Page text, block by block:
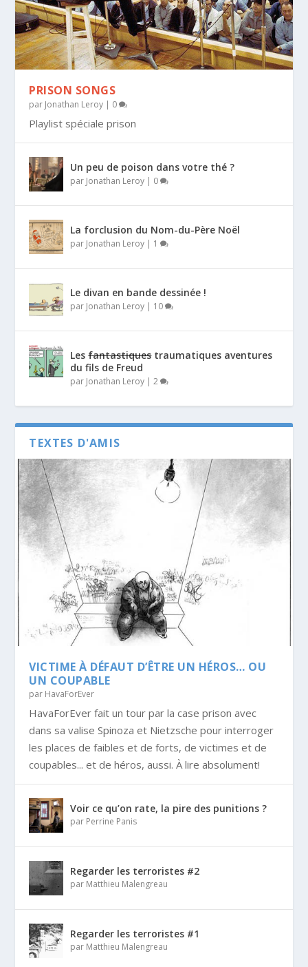
PRISON SONGS
par Jonathan Leroy 0
Playlist spéciale prison
Un peu de poison dans votre thé ?
par Jonathan Leroy 0
La forclusion du Nom-du-Père Noël
par Jonathan Leroy 1
Le divan en bande dessinée !
par Jonathan Leroy 10
Lesfantastiquestraumatiques aventures
du fils de Freud
par Jonathan Leroy |2
TEXTES D'AMIS
VICTIME À DÉFAUT D’ÊTRE UN HÉROS… OU
UN COUPABLE
par HavaForEver
HavaForEver fait un tour par la case prison avec
dans sa valise Spinoza et Nietzsche pour interroger
les places de faibles et de forts, de victimes et de
coupables... et de héros, aussi. À lire absolument!
Voir ce qu’on rate, la pire des punitions ?
par Perrine Panis
Regarder les terroristes #2
par Matthieu Malengreau
Regarder les terroristes #1
par Matthieu Malengreau